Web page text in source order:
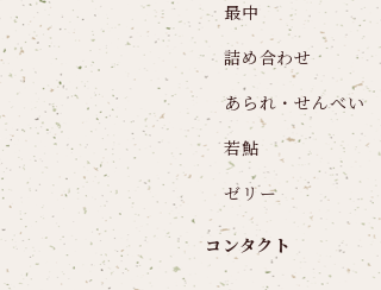
最中
詰め合わせ
あられ・せんべい
若鮎
ゼリー
コンタクト